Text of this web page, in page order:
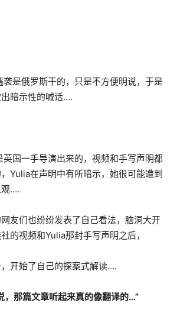
是俄罗斯干的，只是不方便明说，于是
暗示性的喊话….
国一手导演出来的，视频和手写声明都
Yulia在声明中有所暗示，她很可能遭到
观….
友们也纷纷发表了自己看法，脑洞大开
的视频和Yulia那封手写声明之后，
开始了自己的探案式解读….
，那篇文章听起来真的像翻译的…”